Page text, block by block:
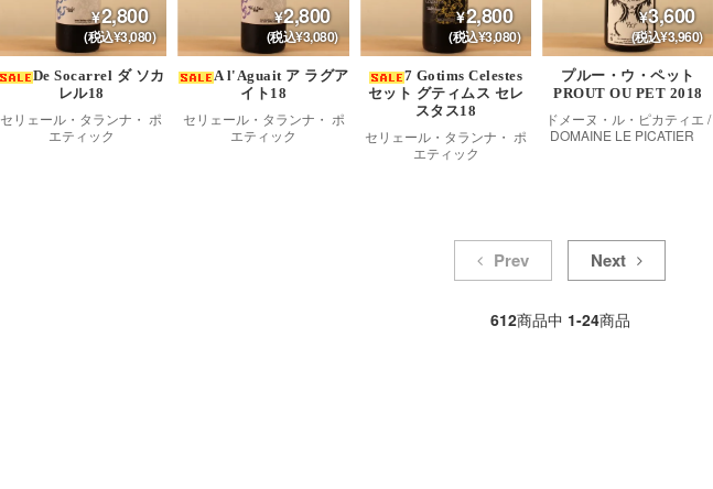
2,800
(税込¥3,080)
De Socarrel ダ ソカ
レル18
セリェール・タランナ・ ポ
エティック
2,800
(税込¥3,080)
A l'Aguait ア ラグア
イト18
セリェール・タランナ・ ポ
エティック
2,800
(税込¥3,080)
7 Gotims Celestes
セット グティムス セレ
スタス18
セリェール・タランナ・ ポ
エティック
3,600
(税込¥3,960)
プルー・ウ・ペット
PROUT OU PET 2018
ドメーヌ・ル・ピカティエ /
DOMAINE LE PICATIER
Prev Next
612商品中 1-24商品